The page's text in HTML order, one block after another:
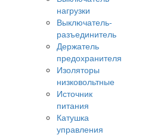
нагрузки
Выключатель-
разъединитель
Держатель
предохранителя
Изоляторы
низковольтные
Источник
питания
Катушка
управления